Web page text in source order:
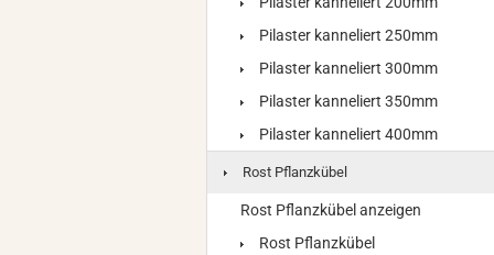
Pilaster kanneliert 250mm
Pilaster kanneliert 300mm
Pilaster kanneliert 350mm
Pilaster kanneliert 400mm
Rost Pflanzkübel
Rost Pflanzkübel anzeigen
Rost Pflanzkübel